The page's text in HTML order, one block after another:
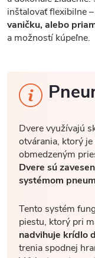
inštalovať flexibilne
vaničku, alebo
a možností kúpeľne.
Dvere využívajú
otvárania, ktorý
obmedzeným
Dvere sú
systémom
Tento systém
piestu, ktorý pri
nadvihuje krídlo
trenia spodnej